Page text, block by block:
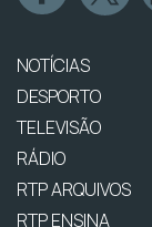
NOTÍCIAS
DESPORTO
TELEVISÃO
RÁDIO
RTP ARQUIVOS
RTP ENSINA